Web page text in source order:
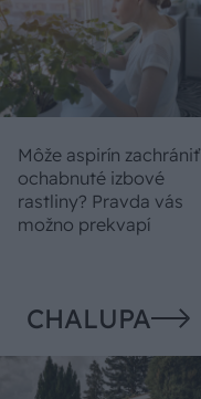
Môže aspirín zachrániť
ochabnuté izbové
rastliny? Pravda vás
možno prekvapí
CHALUPA